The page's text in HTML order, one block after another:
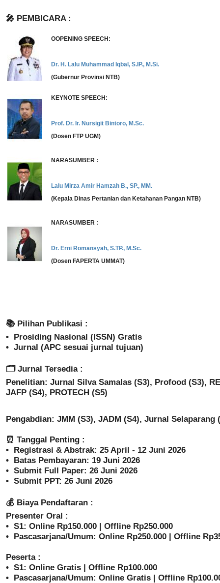
🎤 PEMBICARA :
OOPENING SPEECH:
Dr. H. Lalu Muhammad Iqbal, S.IP., M.Si.
(Gubernur Provinsi NTB)
KEYNOTE SPEECH:
Prof. Dr. Ir. Nursigit Bintoro, M.Sc.
(Dosen FTP UGM)
NARASUMBER :
Lalu Mirza Amir Hamzah B., SP., MM.
(Kepala Dinas Pertanian dan Ketahanan Pangan NTB)
NARASUMBER :
Dr. Erni Romansyah, S.TP., M.Sc.
(Dosen FAPERTA UMMAT)
📚 Pilihan Publikasi :
•⁠ ⁠Prosiding Nasional (ISSN) Gratis
•⁠ ⁠Jurnal (APC sesuai jurnal tujuan)
🗂️ Jurnal Tersedia :
Penelitian: Jurnal Silva Samalas (S3), Profood (S3),
JAFP (S4), PROTECH (S5)
Pengabdian: JMM (S3), JADM (S4), Jurnal Selaparang
⏰ Tanggal Penting :
•⁠ ⁠Registrasi & Abstrak: 25 April - 12 Juni 2026
•⁠ ⁠Batas Pembayaran: 19 Juni 2026
•⁠ ⁠Submit Full Paper: 26 Juni 2026
•⁠ ⁠Submit PPT: 26 Juni 2026
💰 Biaya Pendaftaran :
Presenter Oral :
•⁠ ⁠S1: Online Rp150.000 | Offline Rp250.000
•⁠ ⁠Pascasarjana/Umum: Online Rp250.000 | Offline
Peserta :
•⁠ ⁠S1: Online Gratis | Offline Rp100.000
•⁠ ⁠Pascasarjana/Umum: Online Gratis | Offline